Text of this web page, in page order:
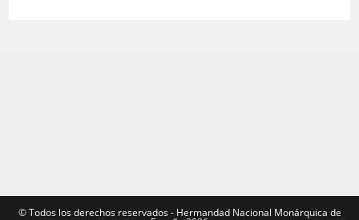
©️ Todos los derechos reservados - Hermandad Nacional Monárquica de